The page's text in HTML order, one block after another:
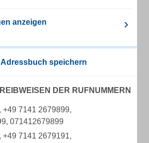
anzeigen
Adressbuch speichern
DER RUFNUMMERN
+49 7141 2679899,
071412679899
+49 7141 2679191,